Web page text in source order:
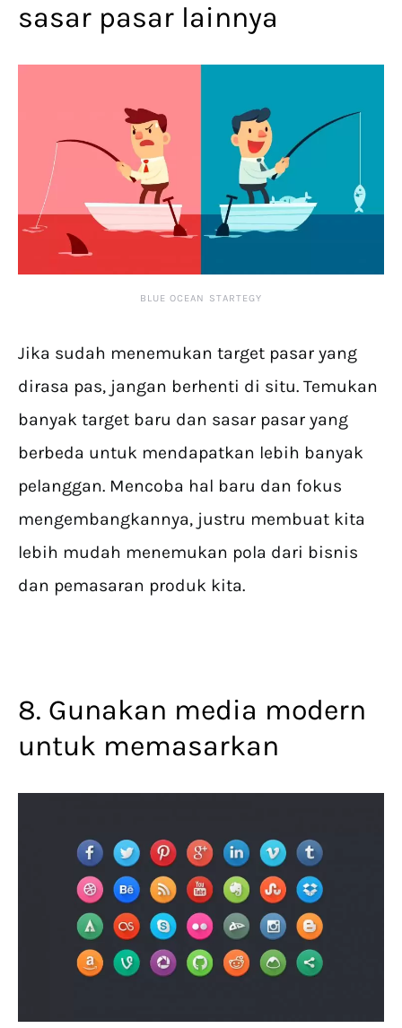
sasar pasar lainnya
BLUE OCEAN STARTEGY
Jika sudah menemukan target pasar yang
dirasa pas, jangan berhenti di situ. Temukan
banyak target baru dan sasar pasar yang
berbeda untuk mendapatkan lebih banyak
pelanggan. Mencoba hal baru dan fokus
mengembangkannya, justru membuat kita
lebih mudah menemukan pola dari bisnis
dan pemasaran produk kita.
8. Gunakan media modern
untuk memasarkan